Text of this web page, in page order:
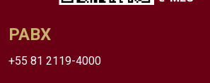
PABX
+55 81 2119-4000